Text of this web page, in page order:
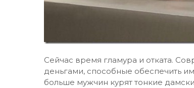
Сейчас время гламура и отката.
деньгами, способные обеспечить
больше мужчин курят тонкие